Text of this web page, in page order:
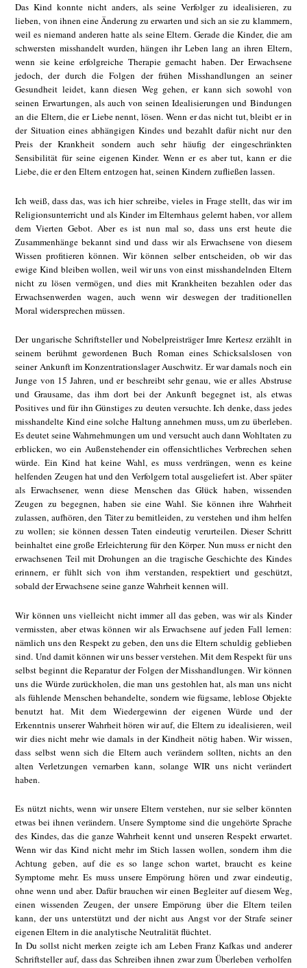
Das Kind konnte nicht anders, als seine Verfolger zu idealisieren, zu
lieben, von ihnen eine Änderung zu erwarten und sich an sie zu klammern,
weil es niemand anderen hatte als seine Eltern. Gerade die Kinder, die am
schwersten misshandelt wurden, hängen ihr Leben lang an ihren Eltern,
wenn sie keine erfolgreiche Therapie gemacht haben. Der Erwachsene
jedoch, der durch die Folgen der frühen Misshandlungen an seiner
Gesundheit leidet, kann diesen Weg gehen, er kann sich sowohl von
seinen Erwartungen, als auch von seinen Idealisierungen und Bindungen
an die Eltern, die er Liebe nennt, lösen. Wenn er das nicht tut, bleibt er in
der Situation eines abhängigen Kindes und bezahlt dafür nicht nur den
Preis der Krankheit sondern auch sehr häufig der eingeschränkten
Sensibilität für seine eigenen Kinder. Wenn er es aber tut, kann er die
Liebe, die er den Eltern entzogen hat, seinen Kindern zufließen lassen.
Ich weiß, dass das, was ich hier schreibe, vieles in Frage stellt, das wir im
Religionsunterricht und als Kinder im Elternhaus gelernt haben, vor allem
dem Vierten Gebot. Aber es ist nun mal so, dass uns erst heute die
Zusammenhänge bekannt sind und dass wir als Erwachsene von diesem
Wissen profitieren können. Wir können selber entscheiden, ob wir das
ewige Kind bleiben wollen, weil wir uns von einst misshandelnden Eltern
nicht zu lösen vermögen, und dies mit Krankheiten bezahlen oder das
Erwachsenwerden wagen, auch wenn wir deswegen der traditionellen
Moral widersprechen müssen.
Der ungarische Schriftsteller und Nobelpreisträger Imre Kertesz erzählt in
seinem berühmt gewordenen Buch Roman eines Schicksalslosen von
seiner Ankunft im Konzentrationslager Auschwitz. Er war damals noch ein
Junge von 15 Jahren, und er beschreibt sehr genau, wie er alles Abstruse
und Grausame, das ihm dort bei der Ankunft begegnet ist, als etwas
Positives und für ihn Günstiges zu deuten versuchte. Ich denke, dass jedes
misshandelte Kind eine solche Haltung annehmen muss, um zu überleben.
Es deutet seine Wahrnehmungen um und versucht auch dann Wohltaten zu
erblicken, wo ein Außenstehender ein offensichtliches Verbrechen sehen
würde. Ein Kind hat keine Wahl, es muss verdrängen, wenn es keine
helfenden Zeugen hat und den Verfolgern total ausgeliefert ist. Aber später
als Erwachsener, wenn diese Menschen das Glück haben, wissenden
Zeugen zu begegnen, haben sie eine Wahl. Sie können ihre Wahrheit
zulassen, aufhören, den Täter zu bemitleiden, zu verstehen und ihm helfen
zu wollen; sie können dessen Taten eindeutig verurteilen. Dieser Schritt
beinhaltet eine große Erleichterung für den Körper. Nun muss er nicht den
erwachsenen Teil mit Drohungen an die tragische Geschichte des Kindes
erinnern, er fühlt sich von ihm verstanden, respektiert und geschützt,
sobald der Erwachsene seine ganze Wahrheit kennen will.
Wir können uns vielleicht nicht immer all das geben, was wir als Kinder
vermissten, aber etwas können wir als Erwachsene auf jeden Fall lernen:
nämlich uns den Respekt zu geben, den uns die Eltern schuldig geblieben
sind. Und damit können wir uns besser verstehen. Mit dem Respekt für uns
selbst beginnt die Reparatur der Folgen der Misshandlungen. Wir können
uns die Würde zurückholen, die man uns gestohlen hat, als man uns nicht
als fühlende Menschen behandelte, sondern wie fügsame, leblose Objekte
benutzt hat. Mit dem Wiedergewinn der eigenen Würde und der
Erkenntnis unserer Wahrheit hören wir auf, die Eltern zu idealisieren, weil
wir dies nicht mehr wie damals in der Kindheit nötig haben. Wir wissen,
dass selbst wenn sich die Eltern auch verändern sollten, nichts an den
alten Verletzungen vernarben kann, solange WIR uns nicht verändert
haben.
Es nützt nichts, wenn wir unsere Eltern verstehen, nur sie selber könnten
etwas bei ihnen verändern. Unsere Symptome sind die ungehörte Sprache
des Kindes, das die ganze Wahrheit kennt und unseren Respekt erwartet.
Wenn wir das Kind nicht mehr im Stich lassen wollen, sondern ihm die
Achtung geben, auf die es so lange schon wartet, braucht es keine
Symptome mehr. Es muss unsere Empörung hören und zwar eindeutig,
ohne wenn und aber. Dafür brauchen wir einen Begleiter auf diesem Weg,
einen wissenden Zeugen, der unsere Empörung über die Eltern teilen
kann, der uns unterstützt und der nicht aus Angst vor der Strafe seiner
eigenen Eltern in die analytische Neutralität flüchtet.
In Du sollst nicht merken zeigte ich am Leben Franz Kafkas und anderer
Schriftsteller auf, dass das Schreiben ihnen zwar zum Überleben verholfen